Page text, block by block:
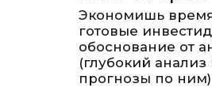
Идеи Мозговика в 2023-2026,
на которых мы заработали вместе с
подписчиками!